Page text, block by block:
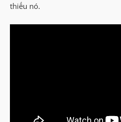
thiếu nó.